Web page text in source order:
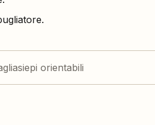
orientabili